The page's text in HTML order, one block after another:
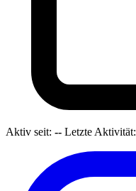
Aktiv seit: -- Letzte Aktivität: